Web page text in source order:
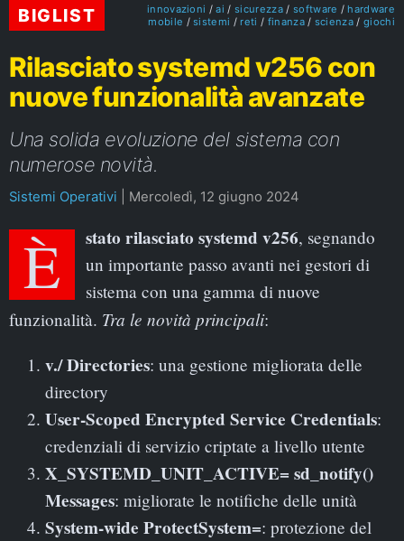
BIGLIST innovazioni ai sicurezza software
hardware
mobile
sistemi reti finanza scienza giochi
Rilasciato systemd v256 con
nuove funzionalità avanzate
Una solida evoluzione del sistema con
numerose novità.
Sistemi Operativi Mercoledì, 12 giugno 2024
È stato rilasciato systemd v256, segnando
un importante passo avanti nei gestori di
sistema con una gamma di nuove
funzionalità. Tra le novità principali:
v./ Directories: una gestione migliorata delle
directory
User-Scoped Encrypted Service Credentials:
credenziali di servizio criptate a livello utente
X_SYSTEMD_UNIT_ACTIVE= sd_notify()
Messages: migliorate le notifiche delle unità
System-wide ProtectSystem=: protezione del